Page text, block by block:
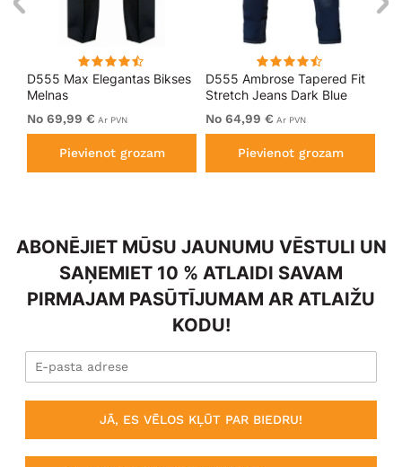
D555 Max Elegantas Bikses
Melnas
No 69,99 € Ar PVN
Pievienot grozam
D555 Ambrose Tapered Fit
Stretch Jeans Dark Blue
No 64,99 € Ar PVN
Pievienot grozam
ABONĒJIET MŪSU JAUNUMU VĒSTULI UN
SAŅEMIET 10 % ATLAIDI SAVAM
PIRMAJAM PASŪTĪJUMAM AR ATLAIŽU
KODU!
JĀ, ES VĒLOS KĻŪT PAR BIEDRU!